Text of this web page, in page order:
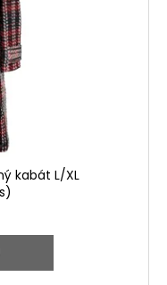
kabát L/XL